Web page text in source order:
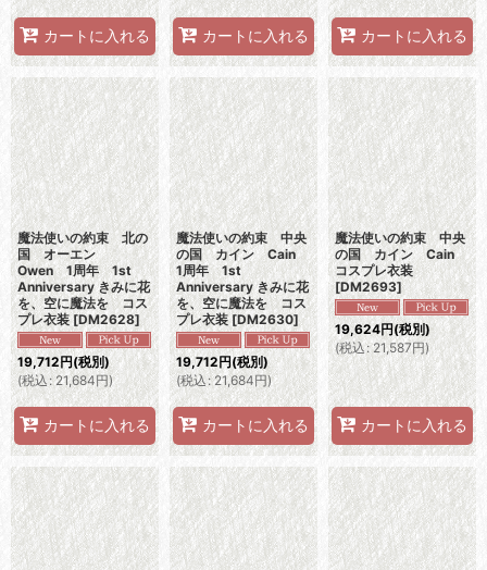
カートに入れる カートに入れる カートに入れる
魔法使いの約束 北の
国 オーエン
Owen 1周年 1st
Anniversary きみに花
を、空に魔法を コス
プレ衣装 [DM2628]
19,712円(税別)
(税込 : 21,684円)
カートに入れる
魔法使いの約束 中央
の国 カイン Cain
1周年 1st
Anniversary きみに花
を、空に魔法を コス
プレ衣装 [DM2630]
19,712円(税別)
(税込 : 21,684円)
カートに入れる
魔法使いの約束 中央
の国 カイン Cain
コスプレ衣装
[DM2693]
19,624円(税別)
(税込: 21,587円)
カートに入れる